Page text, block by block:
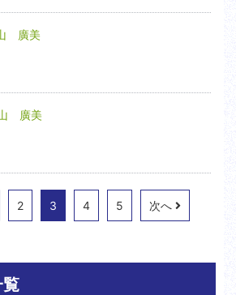
廣美
廣美
2 3 4 5 次へ